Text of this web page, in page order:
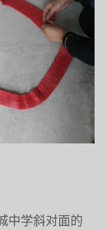
中学斜对面的